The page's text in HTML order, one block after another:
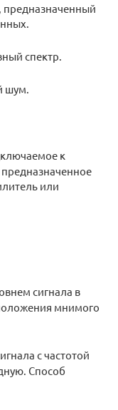
спектр.
шум.
к
или
сигнала в
мнимого
с частотой
Способ